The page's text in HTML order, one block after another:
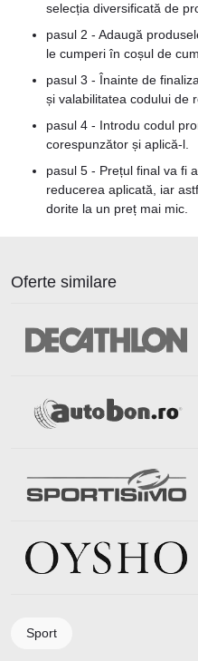
selecția diversificată de
pasul 2 - Adaugă
le cumperi în coșul de
pasul 3 - Înainte de
și valabilitatea codului de
pasul 4 - Introdu codul
corespunzător și aplică-l.
pasul 5 - Prețul final va fi
reducerea aplicată, iar
dorite la un preț mai mic.
Oferte similare
Sport